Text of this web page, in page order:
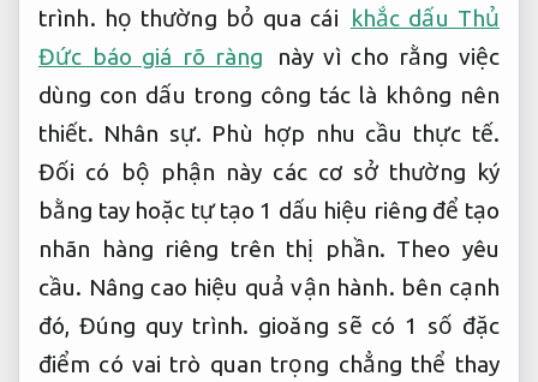
trình. họ thường bỏ qua cái khắc dấu Thủ
Đức báo giá rõ ràng
này vì cho rằng việc
dùng con dấu trong công tác là không nên
thiết. Nhân sự. Phù hợp nhu cầu thực tế.
Đối có bộ phận này các cơ sở thường ký
bằng tay hoặc tự tạo 1 dấu hiệu riêng để tạo
nhãn hàng riêng trên thị phần. Theo yêu
cầu. Nâng cao hiệu quả vận hành. bên cạnh
đó, Đúng quy trình. gioăng sẽ có 1 số đặc
điểm có vai trò quan trọng chẳng thể thay